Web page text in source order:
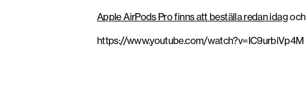
Apple AirPods Pro finns att beställa redan idagoch
https://www.youtube.com/watch?v=IC9urbiVp4M